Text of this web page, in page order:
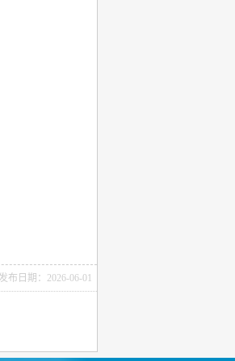
发布日期：2026-06-01